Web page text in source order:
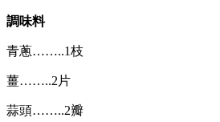
調味料
青蔥……..1枝
薑……..2片
蒜頭……..2瓣